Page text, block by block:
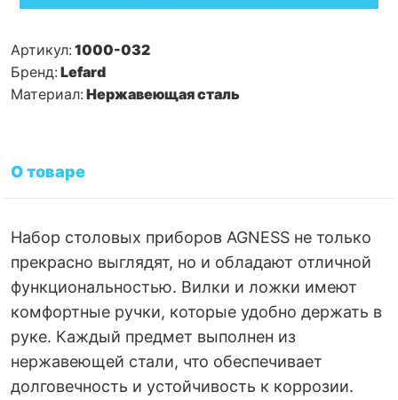
Артикул: 1000-032
Бренд: Lefard
Материал: Нержавеющая сталь
О товаре
Набор столовых приборов AGNESS не только
прекрасно выглядят, но и обладают отличной
функциональностью. Вилки и ложки имеют
комфортные ручки, которые удобно держать в
руке. Каждый предмет выполнен из
нержавеющей стали, что обеспечивает
долговечность и устойчивость к коррозии.